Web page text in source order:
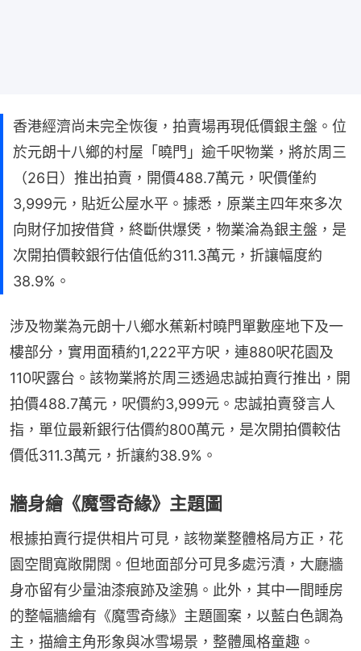
香港經濟尚未完全恢復，拍賣場再現低價銀主盤。位
於元朗十八鄉的村屋「曉門」逾千呎物業，將於周三
（26日）推出拍賣，開價488.7萬元，呎價僅約
3,999元，貼近公屋水平。據悉，原業主四年來多次
向財仔加按借貸，終斷供爆煲，物業淪為銀主盤，是
次開拍價較銀行估值低約311.3萬元，折讓幅度約
38.9%。
涉及物業為元朗十八鄉水蕉新村曉門單數座地下及一
樓部分，實用面積約1,222平方呎，連880呎花園及
110呎露台。該物業將於周三透過忠誠拍賣行推出，開
拍價488.7萬元，呎價約3,999元。忠誠拍賣發言人
指，單位最新銀行估價約800萬元，是次開拍價較估
價低311.3萬元，折讓約38.9%。
牆身繪《魔雪奇緣》主題圖
根據拍賣行提供相片可見，該物業整體格局方正，花
園空間寬敞開闊。但地面部分可見多處污漬，大廳牆
身亦留有少量油漆痕跡及塗鴉。此外，其中一間睡房
的整幅牆繪有《魔雪奇緣》主題圖案，以藍白色調為
主，描繪主角形象與冰雪場景，整體風格童趣。